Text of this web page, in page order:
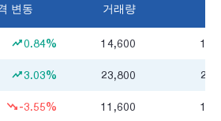
변동 거래량
0.84% 14,600
3.03% 23,800
-3.55% 11,600